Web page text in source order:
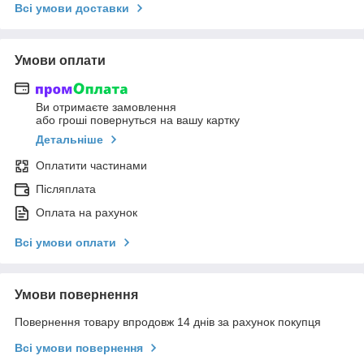
Всі умови доставки
Умови оплати
Ви отримаєте замовлення
або гроші повернуться на вашу картку
Детальніше
Оплатити частинами
Післяплата
Оплата на рахунок
Всі умови оплати
Умови повернення
Повернення товару впродовж 14 днів за рахунок покупця
Всі умови повернення